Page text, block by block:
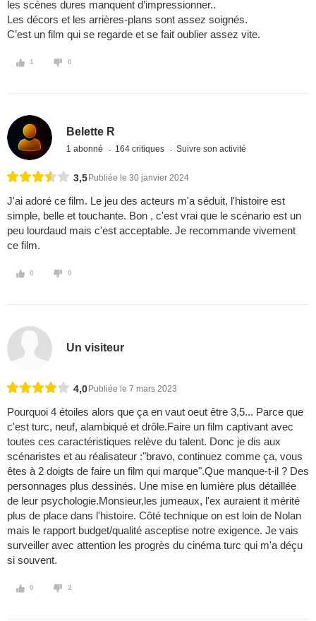
les scènes dures manquent d’impressionner..
Les décors et les arrières-plans sont assez soignés.
C’est un film qui se regarde et se fait oublier assez vite.
1 0
Belette R
1 abonné 164 critiques Suivre son activité
3,5 Publiée le 30 janvier 2024
J'ai adoré ce film. Le jeu des acteurs m'a séduit, l'histoire est
simple, belle et touchante. Bon , c'est vrai que le scénario est un
peu lourdaud mais c'est acceptable. Je recommande vivement
ce film.
0 0
Un visiteur
4,0 Publiée le 7 mars 2023
Pourquoi 4 étoiles alors que ça en vaut oeut être 3,5... Parce que
c'est turc, neuf, alambiqué et drôle.Faire un film captivant avec
toutes ces caractéristiques relève du talent. Donc je dis aux
scénaristes et au réalisateur :"bravo, continuez comme ça, vous
êtes à 2 doigts de faire un film qui marque".Que manque-t-il ? Des
personnages plus dessinés. Une mise en lumière plus détaillée
de leur psychologie.Monsieur,les jumeaux, l'ex auraient it mérité
plus de place dans l'histoire. Côté technique on est loin de Nolan
mais le rapport budget/qualité asceptise notre exigence. Je vais
surveiller avec attention les progrès du cinéma turc qui m'a déçu
si souvent.
0 2